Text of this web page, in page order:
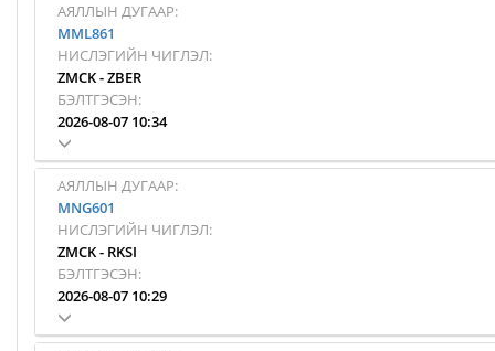
АЯЛЛЫН ДУГААР:
MML861
НИСЛЭГИЙН ЧИГЛЭЛ:
ZMCK-ZBER
БЭЛТГЭСЭН:
2026-08-07 10:34
АЯЛЛЫН ДУГААР:
MNG601
НИСЛЭГИЙН ЧИГЛЭЛ:
ZMCK- RKSI
БЭЛТГЭСЭН:
2026-08-07 10:29